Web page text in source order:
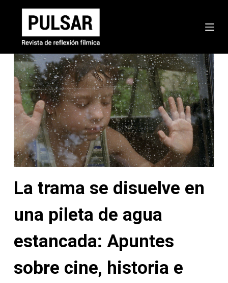
t
a
c
o
n
La trama se disuelve en
una pileta de agua
estancada: Apuntes
sobre cine, historia e